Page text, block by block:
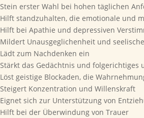
Stein erster Wahl bei hohen täglichen
Hilft standzuhalten, die emotionale und
Hilft bei Apathie und depressiven
Mildert Unausgeglichenheit und
Lädt zum Nachdenken ein
Stärkt das Gedächtnis und folgerichtiges
Löst geistige Blockaden, die
Steigert Konzentration und Willenskraft
Eignet sich zur Unterstützung von
Hilft bei der Überwindung von Trauer